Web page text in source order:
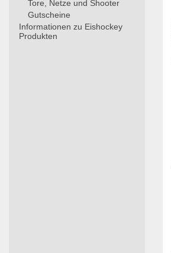
Tore, Netze und Shooter
Gutscheine
Informationen zu Eishockey
Produkten